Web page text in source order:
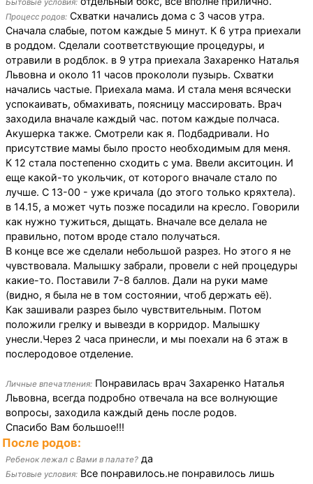
Бытовые условия:
Процесс родов: Схватки начались дома с 3 часов утра.
Сначала слабые, потом каждые 5 минут. К 6 утра приехали
в роддом. Сделали соответствующие процедуры, и
отравили в родблок. в 9 утра приехала Захаренко Наталья
Львовна и около 11 часов прокололи пузырь. Схватки
начались частые. Приехала мама. И стала меня всячески
успокаивать, обмахивать, поясницу массировать. Врач
заходила вначале каждый час. потом каждые полчаса.
Акушерка также. Смотрели как я. Подбадривали. Но
присутствие мамы было просто необходимым для меня.
К 12 стала постепенно сходить с ума. Ввели акситоцин. И
еще какой-то укольчик, от которого вначале стало по
лучше. С 13-00 - уже кричала (до этого только кряхтела).
в 14.15, а может чуть позже посадили на кресло. Говорили
как нужно тужиться, дыщать. Вначале все делала не
правильно, потом вроде стало получаться.
В конце все же сделали небольшой разрез. Но этого я не
чувствовала. Малышку забрали, провели с ней процедуры
какие-то. Поставили 7-8 баллов. Дали на руки маме
(видно, я была не в том состоянии, чтоб держать её).
Как зашивали разрез было чувствительным. Потом
положили грелку и вывезди в корридор. Малышку
унесли.Через 2 часа принесли, и мы поехали на 6 этаж в
послеродовое отделение.
Личные впечатления: Понравилась врач Захаренко Наталья
Львовна, всегда подробно отвечала на все волнующие
вопросы, заходила каждый день после родов.
Спасибо Вам большое!!!
После родов:
Ребенок лежал с Вами в палате? да
Бытовые условия: Все понравилось.не понравилось лишь